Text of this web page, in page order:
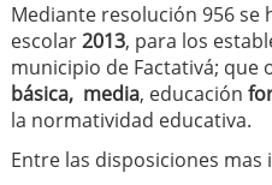
Mediante resolución 956 se
escolar2013, para los
municipio de Factativá; que
básica, media, educación
la normatividad educativa.
Entre las disposiciones